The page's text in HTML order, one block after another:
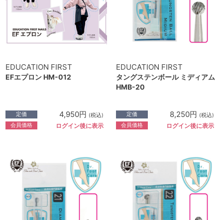
EDUCATION FIRST
EFエプロン HM-012
定価 4,950円 (税込)
会員価格 ログイン後に表示
EDUCATION FIRST
タングステンボール ミディアム
HMB-20
定価 8,250円 (税込)
会員価格 ログイン後に表示